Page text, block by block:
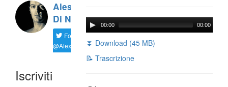
Alessandro
Di Noia
Follow
@AlexD75
Iscriviti
00:00 00:00
⏬ Download (45 MB)
📝 Trascrizione